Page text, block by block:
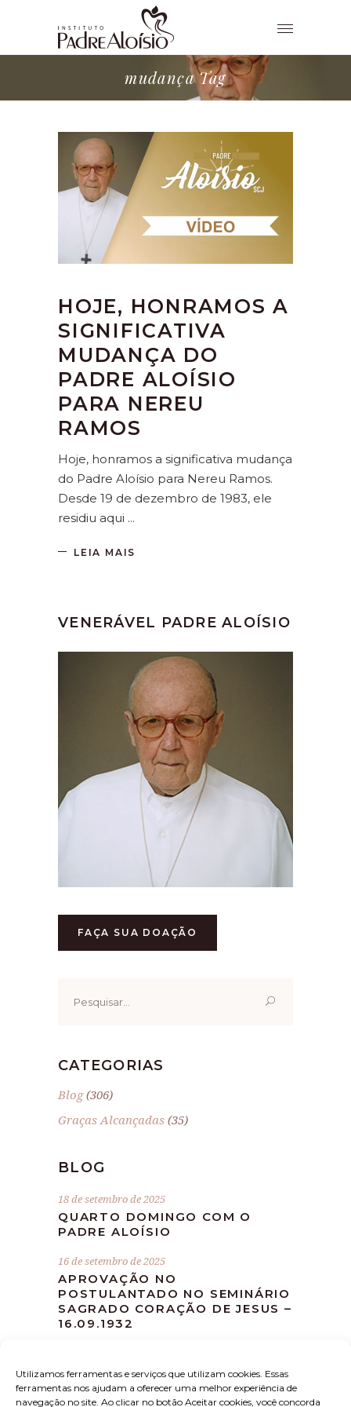
Utilizamos ferramentas e serviços que utilizam cookies. Essas
ferramentas nos ajudam a oferecer uma melhor experiência de
navegação no site. Ao clicar no botão Aceitar cookies, você concorda
mudança Tag
HOJE, HONRAMOS A
SIGNIFICATIVA
MUDANÇA DO
PADRE ALOÍSIO
PARA NEREU
RAMOS
Hoje, honramos a significativa mudança
do Padre Aloísio para Nereu Ramos.
Desde 19 de dezembro de 1983, ele
residiu aqui
LEIA MAIS
VENERÁVEL PADRE ALOÍSIO
FAÇA SUA DOAÇÃO
por:
CATEGORIAS
Blog(306)
Graças Alcançadas (35)
BLOG
18 de setembro de 2025
QUARTO DOMINGO COM O
PADRE ALOÍSIO
16 de setembro de 2025
APROVAÇÃO NO
POSTULANTADO NO SEMINÁRIO
SAGRADO CORAÇÃO DE JESUS –
16.09.1932
MISSA DEVOCIONAL MÊS DE
SETEMBRO